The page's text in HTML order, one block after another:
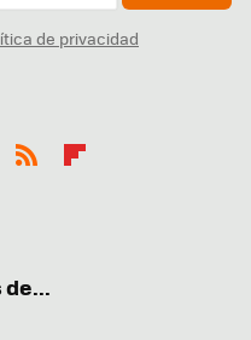
de privacidad